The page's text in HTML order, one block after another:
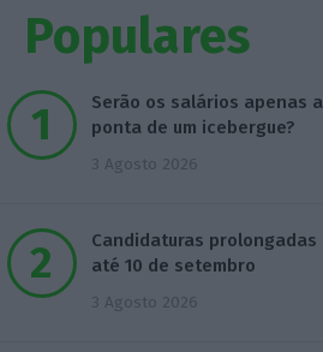
Populares
Serão os salários apenas a
ponta de um icebergue?
3 Agosto 2026
Candidaturas prolongadas
até 10 de setembro
3 Agosto 2026